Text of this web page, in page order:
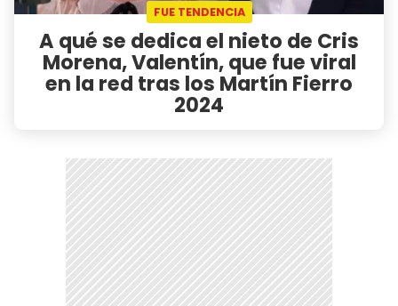
FUE TENDENCIA
A qué se dedica el nieto de Cris
Morena, Valentín, que fue viral
en la red tras los Martín Fierro
2024